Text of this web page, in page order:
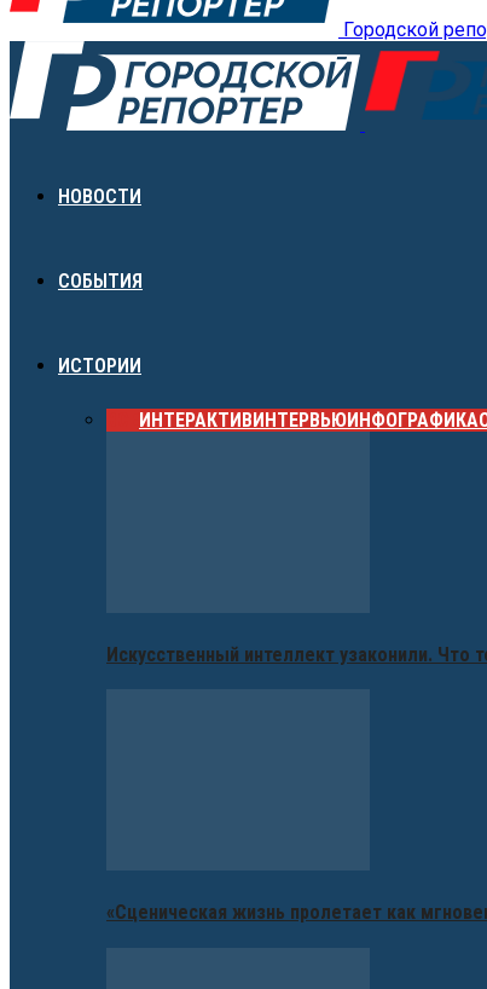
Городской
НОВОСТИ
СОБЫТИЯ
ИСТОРИИ
ИНТЕРАКТИВИНТЕРВЬЮИНФОГРАФИКА
Искусственный интеллект узаконили. Что
«Сценическая жизнь пролетает как